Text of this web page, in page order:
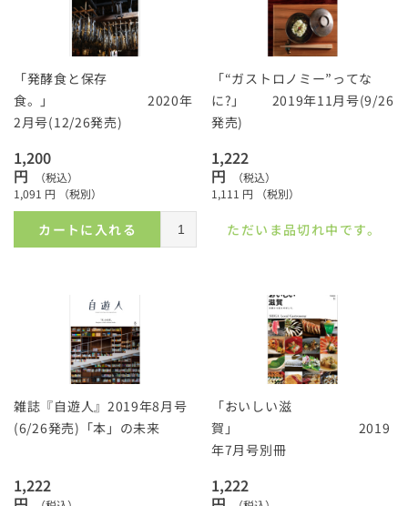
「発酵食と保存
食。」 2020年
2月号(12/26発売)
1,200
円
（税込）
1,091 円 （税別）
カートに入れる
「“ガストロノミー”ってな
に?」 2019年11月号(9/26
発売)
1,222
円
（税込）
1,111 円 （税別）
ただいま品切れ中です。
雑誌『自遊人』2019年8月号
(6/26発売)「本」の未来
1,222
「おいしい滋
賀」 2019
年7月号別冊
1,222